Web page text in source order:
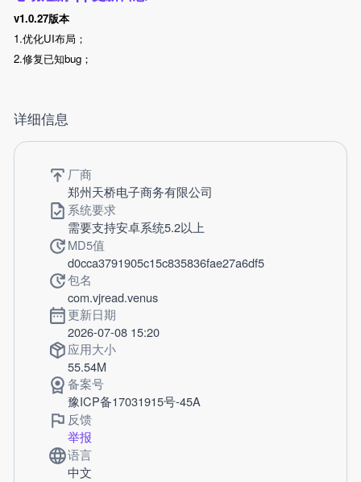
v1.0.27版本
1.优化UI布局；
2.修复已知bug；
详细信息
厂商
郑州天桥电子商务有限公司
系统要求
需要支持安卓系统5.2以上
MD5值
d0cca3791905c15c835836fae27a6df5
包名
com.vjread.venus
更新日期
2026-07-08 15:20
应用大小
55.54M
备案号
豫ICP备17031915号-45A
反馈
举报
语言
中文